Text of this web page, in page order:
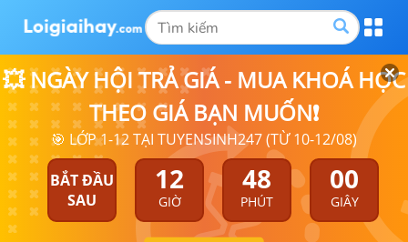
💥 NGÀY HỘI TRẢ GIÁ - MUA KHOÁ HỌC
THEO GIÁ BẠN MUỐN❗
🎯 LỚP 1-12 TẠI TUYENSINH247 (TỪ 10-12/08)
BẮT ĐẦU
SAU
12
GIỜ
48
PHÚT
00
GIÂY